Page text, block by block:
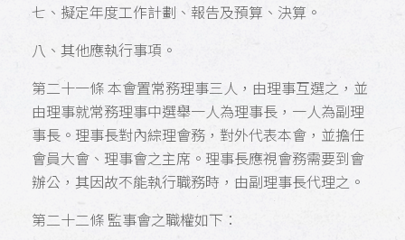
七、擬定年度工作計劃、報告及預算、決算。
八、其他應執行事項。
第二十一條 本會置常務理事三人，由理事互選之，並
由理事就常務理事中選舉一人為理事長，一人為副理
事長。理事長對內綜理會務，對外代表本會，並擔任
會員大會、理事會之主席。理事長應視會務需要到會
辦公，其因故不能執行職務時，由副理事長代理之。
第二十二條 監事會之職權如下：